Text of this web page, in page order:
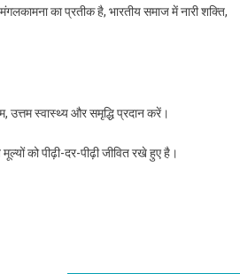
का प्रतीक है, भारतीय समाज में नारी शक्ति,
स्वास्थ्य और समृद्धि प्रदान करें।
को पीढ़ी-दर-पीढ़ी जीवित रखे हुए है।